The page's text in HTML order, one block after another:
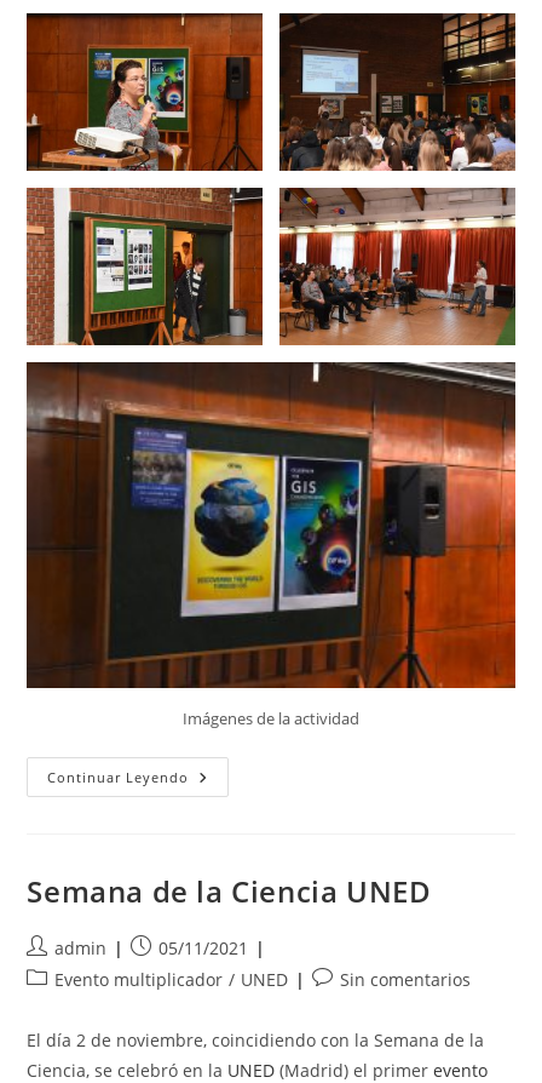
Imágenes de la actividad
Continuar Leyendo GISDay
En
Semana de la Ciencia UNED
Autor
de
admin
Publicación
de
05/11/2021
Categoría
la
entrada:
Evento multiplicador / UNED
Comentarios
entrada:
Sin comentarios
El día 2 de noviembre, coincidiendo con la Semana de la
Ciencia, se celebró en la UNED (Madrid) el primerevento